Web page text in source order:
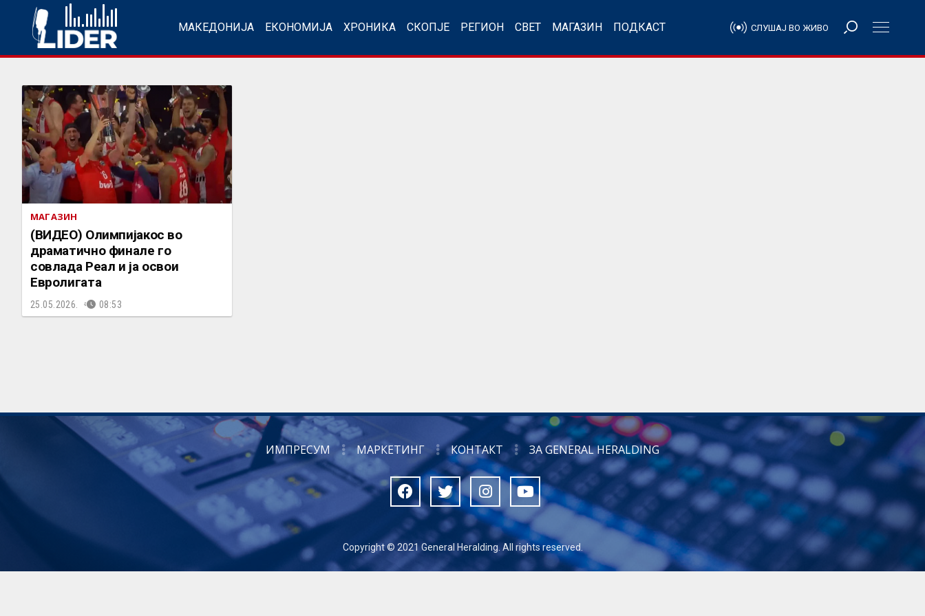
МАКЕДОНИЈА ЕКОНОМИЈА ХРОНИКА СКОПЈЕ РЕГИОН СВЕТ МАГАЗИН ПОДКАСТ СЛУШАЈ ВО ЖИВО
МАГАЗИН
(ВИДЕО) Олимпијакос во
драматично финале го
совлада Реал и ја освои
Евролигата
25.05.2026. 08:53
ИМПРЕСУМ МАРКЕТИНГ КОНТАКТ ЗА GENERAL HERALDING
Copyright © 2021 General Heralding. All rights reserved.